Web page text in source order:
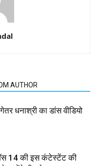
AUTHOR
धनाश्री का डांस वीडियो
14 की इस कंटेस्टेंट की